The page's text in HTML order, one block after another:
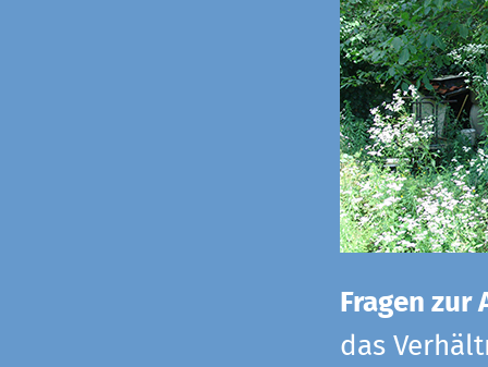
Fragen
das